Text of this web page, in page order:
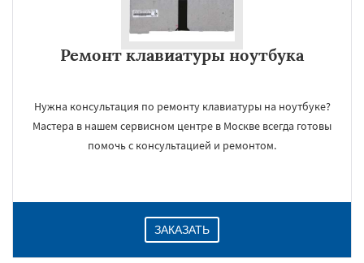
Ремонт клавиатуры ноутбука
Нужна консультация по ремонту клавиатуры на ноутбуке?
Мастера в нашем сервисном центре в Москве всегда готовы
помочь с консультацией и ремонтом.
ЗАКАЗАТЬ